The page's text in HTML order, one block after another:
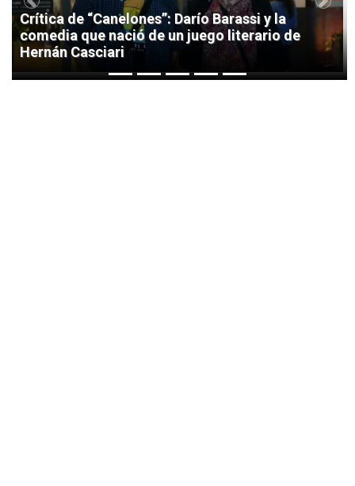
Crítica de “Canelones”: Darío Barassi y la
comedia que nació de un juego literario de
Hernán Casciari
Previous Next